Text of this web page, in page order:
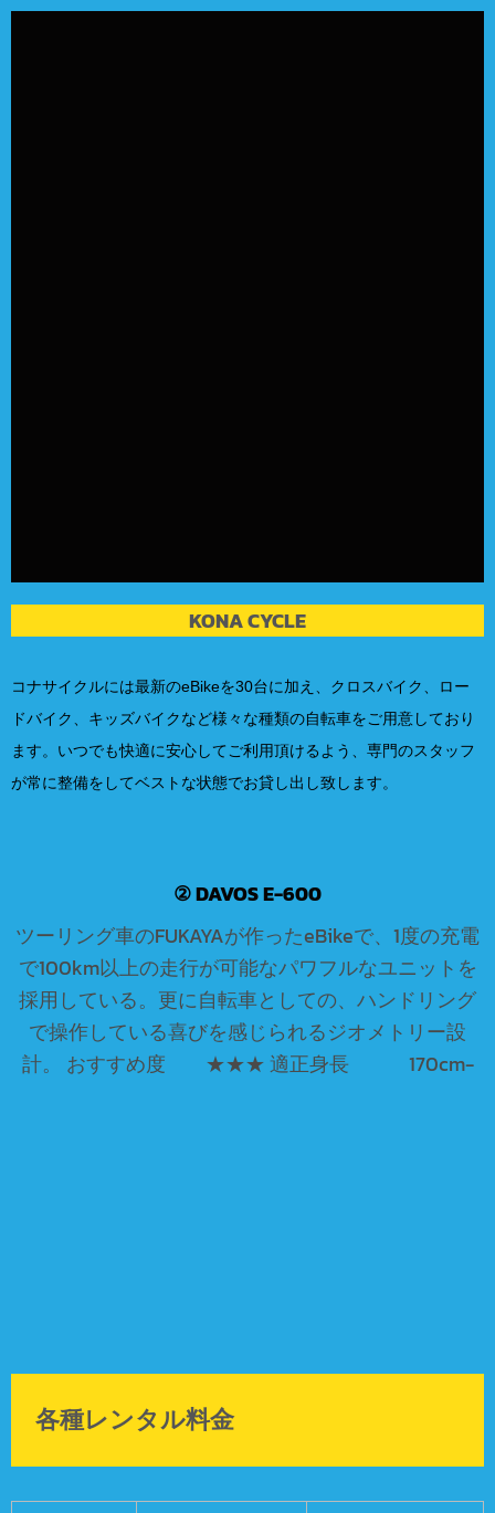
KONA CYCLE
コナサイクルには最新のeBikeを30台に加え、クロスバイク、ロー
ドバイク、キッズバイクなど様々な種類の自転車をご用意しており
ます。いつでも快適に安心してご利用頂けるよう、専門のスタッフ
が常に整備をしてベストな状態でお貸し出し致します。
② DAVOS E-600
ツーリング車のFUKAYAが作ったeBikeで、1度の充電
で100km以上の走行が可能なパワフルなユニットを
採用している。更に自転車としての、ハンドリング
で操作している喜びを感じられるジオメトリー設
計。 おすすめ度 ★★★ 適正身長 170cm-
各種レンタル料金